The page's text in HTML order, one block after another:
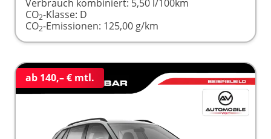
Verbrauch kombiniert: 5,50 l/100km
CO2-Klasse: D
CO2-Emissionen: 125,00 g/km
ab 140,– € mtl.